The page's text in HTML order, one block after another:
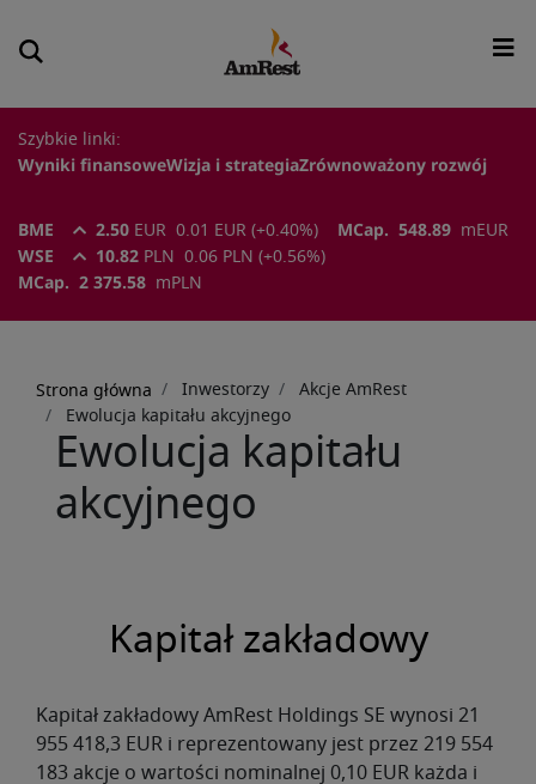
Szybkie linki:
Wyniki finansoweWizja i strategiaZrównoważony rozwój
BME 2.50 EUR 0.01 EUR (+0.40%) MCap. 548.89 m EUR
WSE
10.82 PLN 0.06 PLN (+0.56%)
MCap.
2 375.58 m PLN
Strona główna Inwestorzy
Akcje AmRest
Ewolucja kapitału akcyjnego
Ewolucja kapitału
akcyjnego
Kapitał zakładowy
Kapitał zakładowy AmRest Holdings SE wynosi 21
955 418,3 EUR i reprezentowany jest przez 219 554
183 akcje o wartości nominalnej 0,10 EUR każda i